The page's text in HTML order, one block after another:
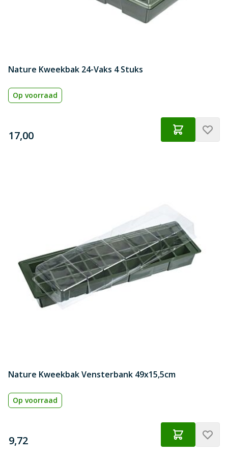
Nature Kweekbak 24-Vaks 4 Stuks
Op voorraad
€
17,00
Nature Kweekbak Vensterbank 49x15,5cm
Op voorraad
€
9,72